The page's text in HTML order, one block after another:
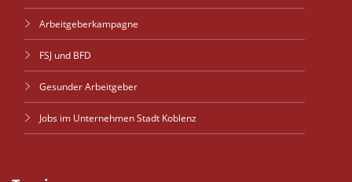
Arbeitgeberkampagne
FSJ und BFD
Gesunder Arbeitgeber
Jobs im Unternehmen Stadt Koblenz